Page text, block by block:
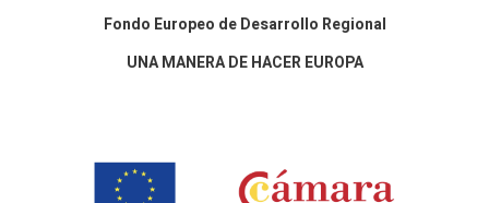
Fondo Europeo de Desarrollo Regional
UNA MANERA DE HACER EUROPA